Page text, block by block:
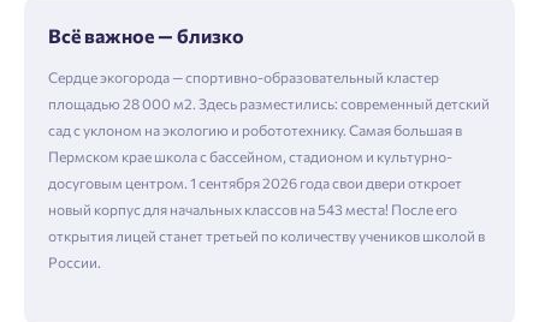
Всё важное — близко
Сердце экогорода — спортивно-образовательный кластер
площадью 28 000 м2. Здесь разместились: современный детский
сад с уклоном на экологию и робототехнику. Самая большая в
Пермском крае школа с бассейном, стадионом и культурно-
досуговым центром. 1 сентября 2026 года свои двери откроет
новый корпус для начальных классов на 543 места! После его
открытия лицей станет третьей по количеству учеников школой в
России.